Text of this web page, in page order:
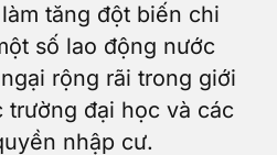
tăng đột biến chi
số lao động nước
rộng rãi trong giới
trường đại học và các
nhập cư.